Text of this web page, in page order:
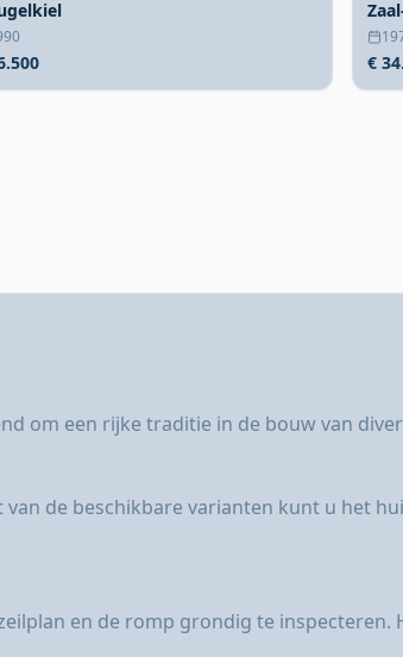
€
om een rijke traditie in de bouw van
de beschikbare varianten kunt u het
en de romp grondig te